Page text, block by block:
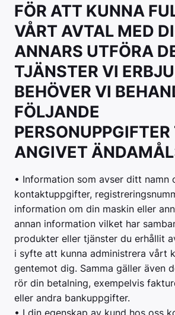
FÖR ATT KUNNA
VÅRT AVTAL MED
ANNARS UTFÖRA
TJÄNSTER VI
BEHÖVER VI
FÖLJANDE
ANGIVET
• Information som avser ditt namn
kontaktuppgifter,
information om din maskin eller
annan information vilket har
produkter eller tjänster du erhållit
i syfte att kunna administrera vårt
gentemot dig. Samma gäller även
rör din betalning, exempelvis
eller andra bankuppgifter.
• I din egenskap av kund hos oss